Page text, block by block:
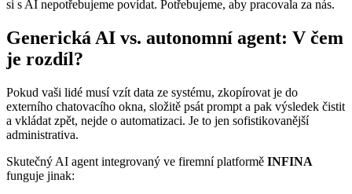
si s AI nepotřebujeme povídat. Potřebujeme, aby pracovala za nás.
Generická AI vs. autonomní agent: V čem
je rozdíl?
Pokud vaši lidé musí vzít data ze systému, zkopírovat je do
externího chatovacího okna, složitě psát prompt a pak výsledek čistit
a vkládat zpět, nejde o automatizaci. Je to jen sofistikovanější
administrativa.
Skutečný AI agent integrovaný ve firemní platformě INFINA
funguje jinak: